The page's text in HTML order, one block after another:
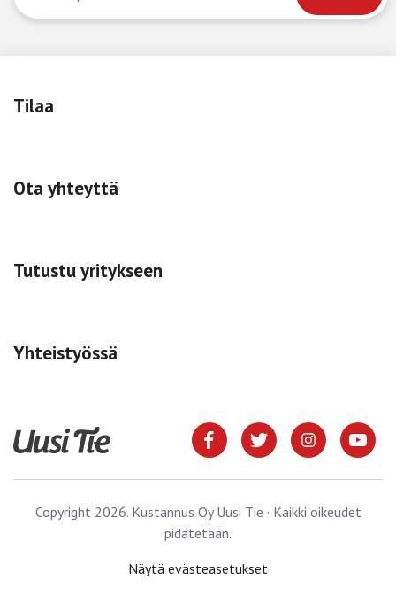
Tilaa
Ota yhteyttä
Tutustu yritykseen
Yhteistyössä
Copyright 2026. Kustannus Oy Uusi Tie · Kaikki oikeudet
pidätetään.
Näytä evästeasetukset